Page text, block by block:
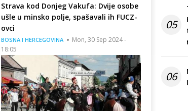
Strava kod Donjeg Vakufa: Dvije osobe
ušle u minsko polje, spašavali ih FUCZ-
ovci
BOSNA I HERCEGOVINA
Mon, 30 Sep 2024 -
18:05
05
06